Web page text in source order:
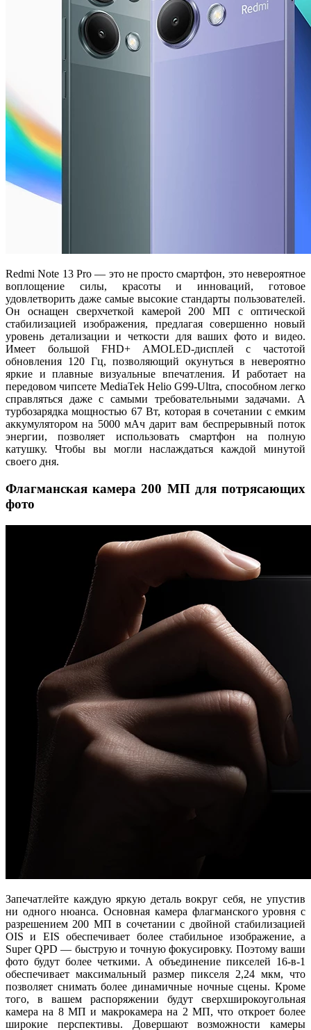
Redmi Note 13 Pro — это не просто смартфон, это невероятное
воплощение силы, красоты и инноваций, готовое
удовлетворить даже самые высокие стандарты пользователей.
Он оснащен сверхчеткой камерой 200 МП с оптической
стабилизацией изображения, предлагая совершенно новый
уровень детализации и четкости для ваших фото и видео.
Имеет большой FHD+ AMOLED-дисплей с частотой
обновления 120 Гц, позволяющий окунуться в невероятно
яркие и плавные визуальные впечатления. И работает на
передовом чипсете MediaTek Helio G99-Ultra, способном легко
справляться даже с самыми требовательными задачами. А
турбозарядка мощностью 67 Вт, которая в сочетании с емким
аккумулятором на 5000 мАч дарит вам беспрерывный поток
энергии, позволяет использовать смартфон на полную
катушку. Чтобы вы могли наслаждаться каждой минутой
своего дня.
Флагманская камера 200 МП для потрясающих
фото
Запечатлейте каждую яркую деталь вокруг себя, не упустив
ни одного нюанса. Основная камера флагманского уровня с
разрешением 200 МП в сочетании с двойной стабилизацией
OIS и EIS обеспечивает более стабильное изображение, а
Super QPD — быструю и точную фокусировку. Поэтому ваши
фото будут более четкими. А объединение пикселей 16-в-1
обеспечивает максимальный размер пикселя 2,24 мкм, что
позволяет снимать более динамичные ночные сцены. Кроме
того, в вашем распоряжении будут сверхширокоугольная
камера на 8 МП и макрокамера на 2 МП, что откроет более
широкие перспективы. Довершают возможности камеры